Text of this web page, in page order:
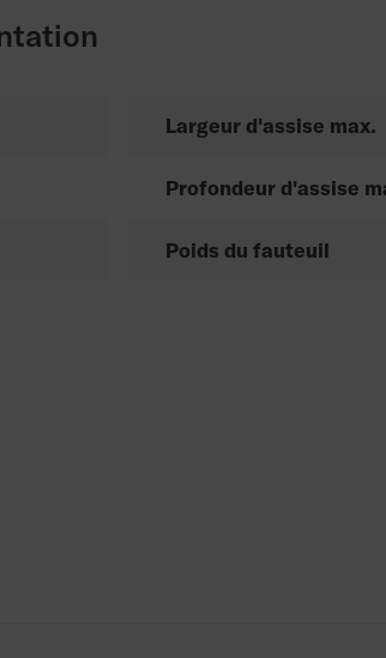
Largeur d'assise max.
Profondeur d'assise
Poids du fauteuil